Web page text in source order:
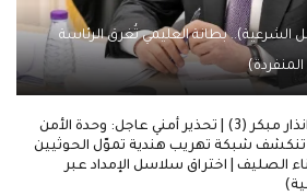
الشرعية).. بطانة العليمي تُغرق الرئاسة
اسرار | انذار مبكر (3) | تحذير أمني عاجل: وحدة الأمن
تنكشف شبكة تهريب هندية تموّل الحوثيين
الصليف | اختراق سلاسل الإمداد عبر